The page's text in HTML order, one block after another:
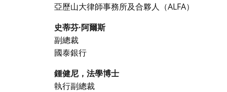
亞歷山大律師事務所及合夥人（ALFA）
史蒂芬·阿爾斯
副總裁
國泰銀行
鍾健尼，法學博士
執行副總裁